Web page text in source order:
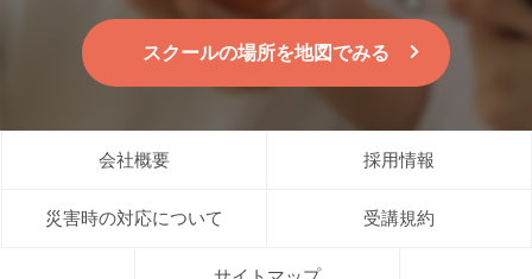
スクールの場所を地図でみる
会社概要 採用情報
災害時の対応について 受講規約